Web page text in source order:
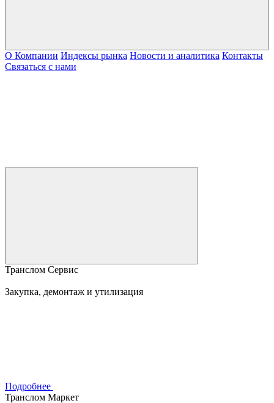
О Компании Индексы рынка Новости и аналитика Контакты
Связаться с нами
Транслом Сервис
Закупка, демонтаж и утилизация
Подробнее
Транслом Маркет